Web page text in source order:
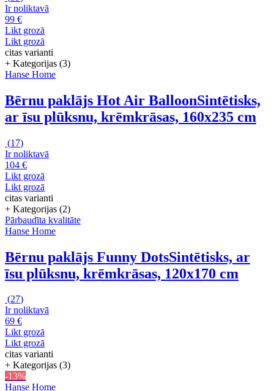
Ir noliktavā
99 €
Likt grozā
Likt grozā
citas varianti
+ Kategorijas (3)
Hanse Home
Bērnu paklājs Hot Air BalloonSintētisks,
ar īsu plūksnu, krēmkrāsas, 160x235 cm
(17)
Ir noliktavā
104 €
Likt grozā
Likt grozā
citas varianti
+ Kategorijas (2)
Pārbaudīta kvalitāte
Hanse Home
Bērnu paklājs Funny DotsSintētisks, ar
īsu plūksnu, krēmkrāsas, 120x170 cm
(27)
Ir noliktavā
69 €
Likt grozā
Likt grozā
citas varianti
+ Kategorijas (3)
-13%
Hanse Home